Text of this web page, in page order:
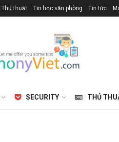
Thủ thuật Tin học văn phòng Tin tức
SECURITY THỦ